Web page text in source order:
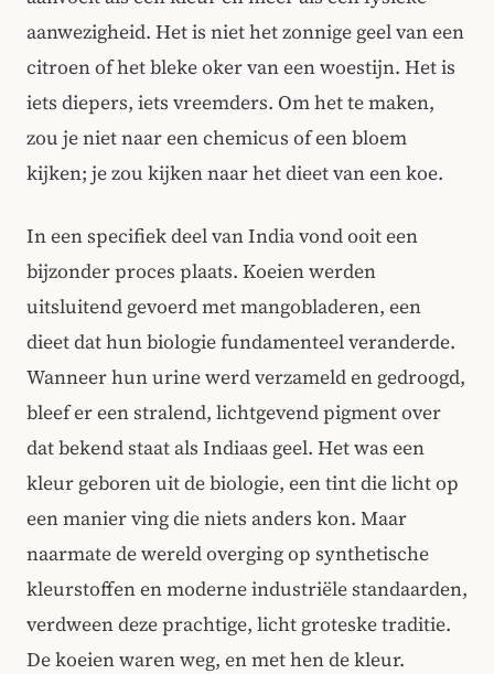
aanwezigheid. Het is niet het zonnige geel van een
citroen of het bleke oker van een woestijn. Het is
iets diepers, iets vreemders. Om het te maken,
zou je niet naar een chemicus of een bloem
kijken; je zou kijken naar het dieet van een koe.
In een specifiek deel van India vond ooit een
bijzonder proces plaats. Koeien werden
uitsluitend gevoerd met mangobladeren, een
dieet dat hun biologie fundamenteel veranderde.
Wanneer hun urine werd verzameld en gedroogd,
bleef er een stralend, lichtgevend pigment over
dat bekend staat als Indiaas geel. Het was een
kleur geboren uit de biologie, een tint die licht op
een manier ving die niets anders kon. Maar
naarmate de wereld overging op synthetische
kleurstoffen en moderne industriële standaarden,
verdween deze prachtige, licht groteske traditie.
De koeien waren weg, en met hen de kleur.